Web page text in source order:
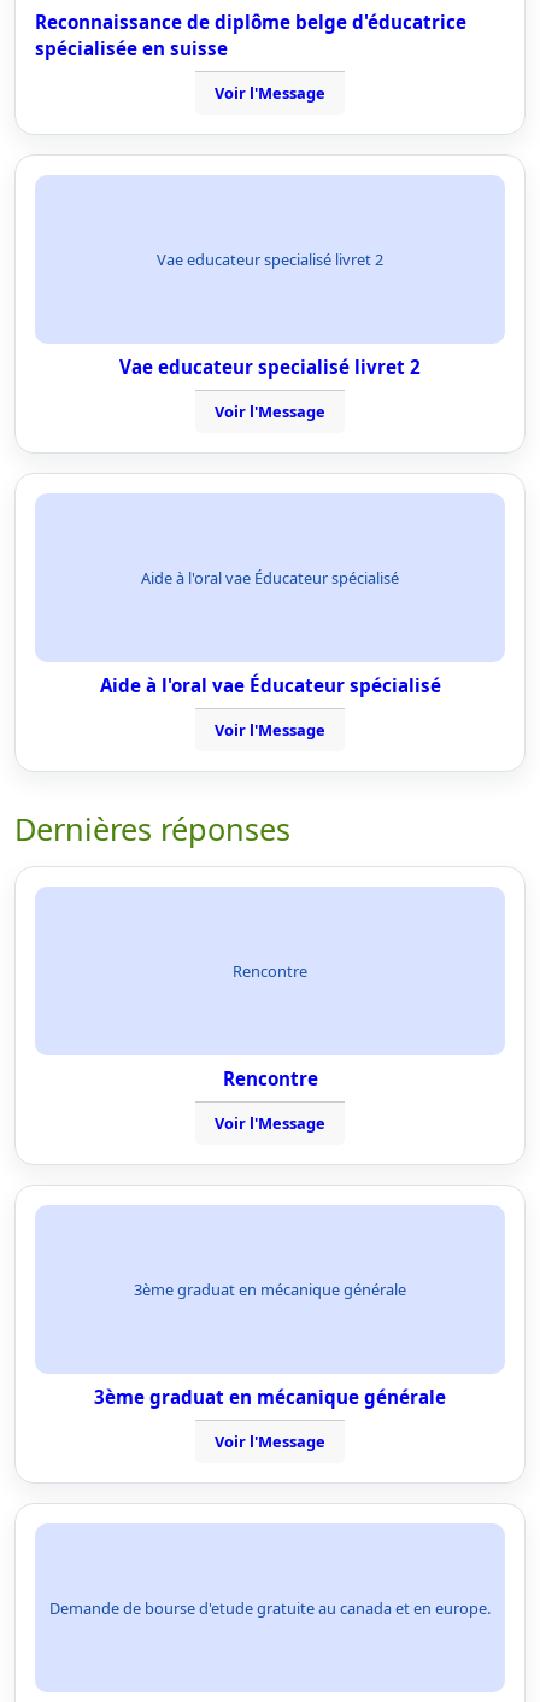
Reconnaissance de diplôme belge d'éducatrice
spécialisée en suisse
Voir l'Message
Vae educateur specialisé livret 2
Vae educateur specialisé livret 2
Voir l'Message
Aide à l'oral vae Éducateur spécialisé
Aide à l'oral vae Éducateur spécialisé
Voir l'Message
Dernières réponses
Rencontre
Rencontre
Voir l'Message
3ème graduat en mécanique générale
3ème graduat en mécanique générale
Voir l'Message
Demande de bourse d'etude gratuite au canada et en europe.